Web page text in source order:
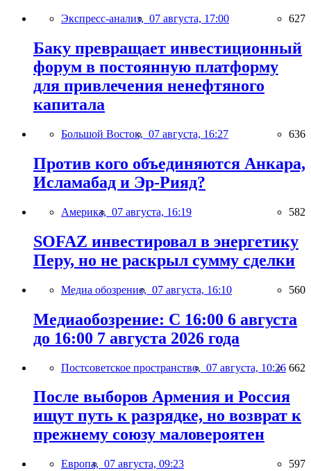
Экспресс-анализ, 07 августа, 17:00 627
Баку превращает инвестиционный
форум в постоянную платформу
для привлечения ненефтяного
капитала
Большой Восток, 07 августа, 16:27 636
Против кого объединяются Анкара,
Исламабад и Эр-Рияд?
Америка, 07 августа, 16:19 582
SOFAZ инвестировал в энергетику
Перу, но не раскрыл сумму сделки
Медиа обозрение, 07 августа, 16:10 560
Медиаобозрение: С 16:00 6 августа
до 16:00 7 августа 2026 года
Постсоветское пространство, 07 августа, 10:26 662
После выборов Армения и Россия
ищут путь к разрядке, но возврат к
прежнему союзу маловероятен
Европа, 07 августа, 09:23 597